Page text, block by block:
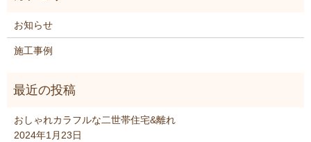
お知らせ
施工事例
おしゃれカラフルな二世帯住宅&離れ
2024年1月23日